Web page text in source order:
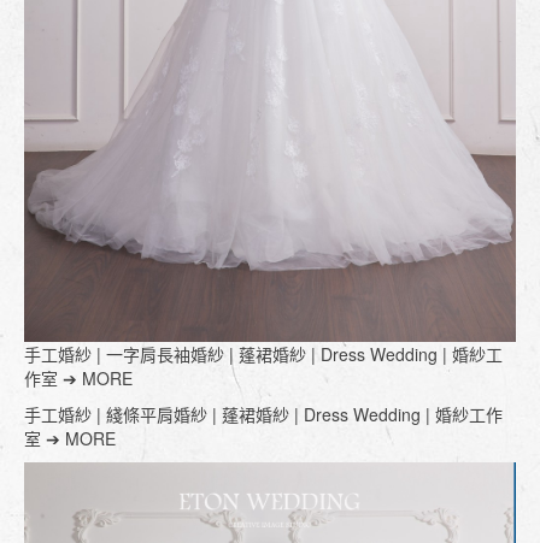
手工婚紗 | 一字肩長袖婚紗 | 蓬裙婚紗 | Dress Wedding | 婚紗工
作室 ➔ MORE
手工婚紗 | 綫條平肩婚紗 | 蓬裙婚紗 | Dress Wedding | 婚紗工作
室 ➔ MORE